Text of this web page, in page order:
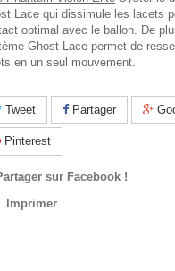
Lace qui dissimule les lacets
optimal avec le ballon. De
Ghost Lace permet de
en un seul mouvement.
Tweet Partager
Pinterest
sur Facebook !
Imprimer